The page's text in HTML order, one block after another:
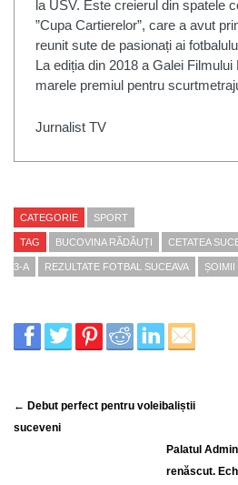
la USV. Este creierul din spatele
”Cupa Cartierelor”, care a avut
reunit sute de pasionați ai
La ediția din 2018 a Galei
marele premiul pentru
Jurnalist TV
CATEGORIE SPORT
TAG BUCOVINA RĂDĂUȚI CETATEA
3-A REZULTATE FOTBAL SUCEAVA ȘOIMII
← Debut perfect pentru voleibaliștii
suceveni
Palatul
renăscut.